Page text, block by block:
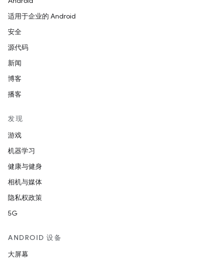
适用于企业的 Android
安全
源代码
新闻
博客
播客
发现
游戏
机器学习
健康与健身
相机与媒体
隐私权政策
5G
ANDROID 设备
大屏幕